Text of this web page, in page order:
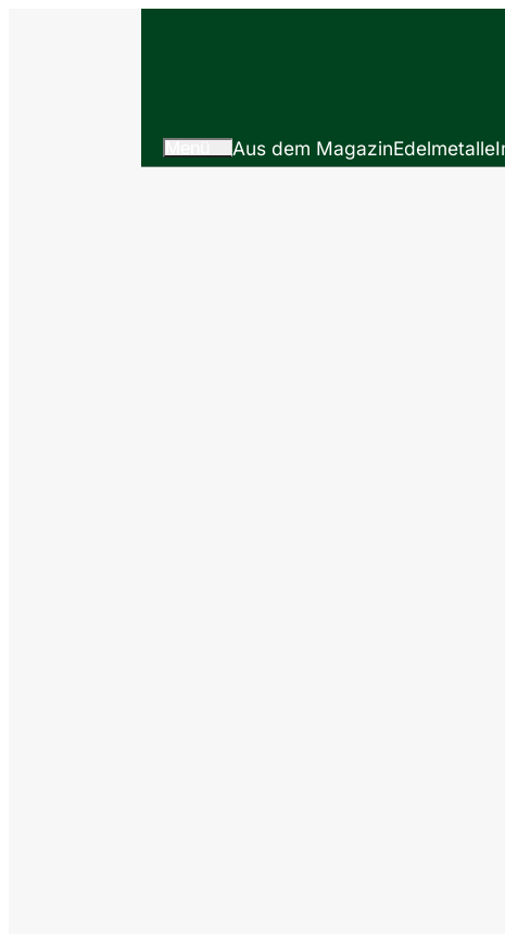
Aus dem MagazinEdelmetalle